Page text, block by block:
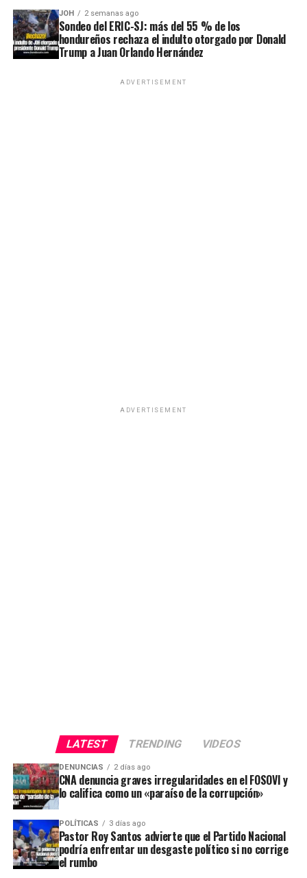
JOH 2 semanas ago
Sondeo del ERIC-SJ: más del 55 % de los
hondureños rechaza el indulto otorgado por Donald
Trump a Juan Orlando Hernández
ADVERTISEMENT
ADVERTISEMENT
LATEST TRENDING VIDEOS
DENUNCIAS 2 días ago
CNA denuncia graves irregularidades en el FOSOVI y
lo califica como un «paraíso de la corrupción»
POLÍTICAS 3 días ago
Pastor Roy Santos advierte que el Partido Nacional
podría enfrentar un desgaste político si no corrige
el rumbo